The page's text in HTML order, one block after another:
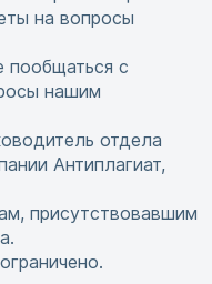
на вопросы
пообщаться с
нашим
отдела
Антиплагиат,
присутствовавшим